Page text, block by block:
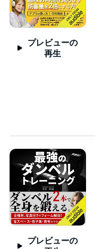
プレビューの
再生
プレビューの